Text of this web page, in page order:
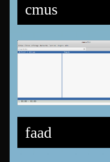
cmus
faad